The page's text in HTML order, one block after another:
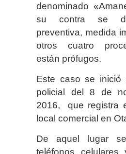
denominado
su contra se
preventiva, medida
otros cuatro
están prófugos.
Este caso se inició
policial del 8 de
2016, que registra
local comercial en
De aquel lugar se
teléfonos celulares